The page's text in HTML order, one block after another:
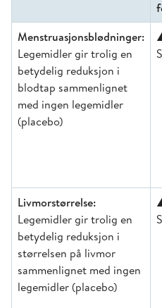
Menstruasjonsblødninger:
Legemidler gir trolig en
betydelig reduksjon i
blodtap sammenlignet
med ingen legemidler
(placebo)
Livmorstørrelse:
Legemidler gir trolig en
betydelig reduksjon i
størrelsen på livmor
sammenlignet med ingen
legemidler (placebo)